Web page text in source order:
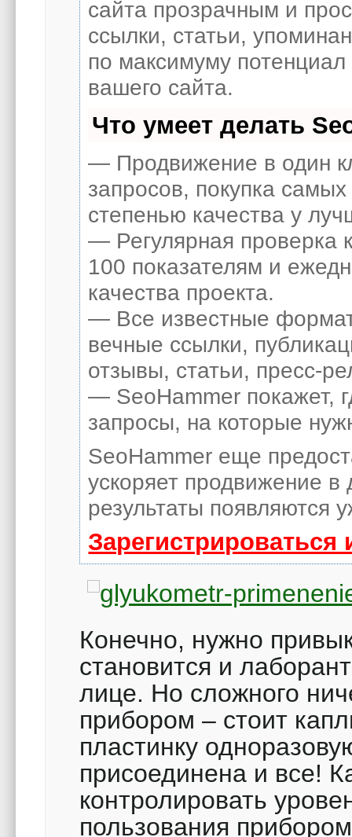
сайта прозрачным и
ссылки, статьи,
по максимуму
вашего сайта.
Что умеет делать
— Продвижение в один
запросов, покупка
степенью качества у
— Регулярная проверка
100 показателям и
качества проекта.
— Все известные
вечные ссылки,
отзывы, статьи, пресс-
— SeoHammer покажет,
запросы, на которые
SeoHammer еще
ускоряет продвижение в
результаты появляются
Конечно, нужно
становится и
лице. Но сложного
прибором – стоит
пластинку
присоединена и все!
контролировать
пользования